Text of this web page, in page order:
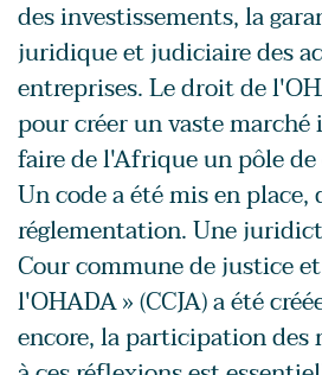
des investissements, la
juridique et judiciaire des
entreprises. Le droit de
pour créer un vaste
faire de l'Afrique un pôle
Un code a été mis en
réglementation. Une
Cour commune de justice
l'OHADA » (CCJA) a été
encore, la participation des